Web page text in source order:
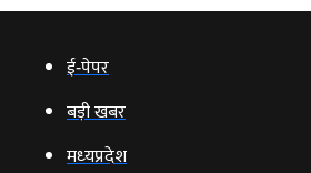
ई‑पेपर
बड़ी खबर
मध्‍यप्रदेश